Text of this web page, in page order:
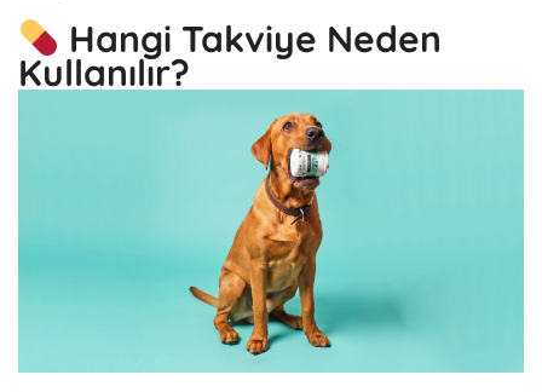
Hangi Takviye Neden
Kullanılır?